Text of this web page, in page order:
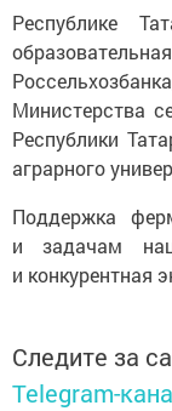
Республике
Министерства
Республики
аграрного
Поддержка
и задачам
и конкурентная
Следите за
Telegram-